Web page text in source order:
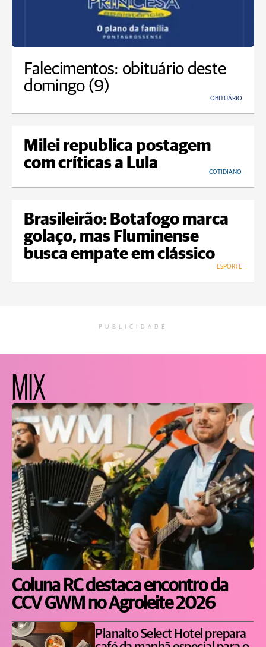
Falecimentos: obituário deste
domingo (9)
OBITUÁRIO
Milei republica postagem
com críticas a Lula
COTIDIANO
Brasileirão: Botafogo marca
golaço, mas Fluminense
busca empate em clássico
ESPORTE
PUBLICIDADE
MIX
Coluna RC destaca encontro da
CCV GWM no Agroleite 2026
Planalto Select Hotel prepara